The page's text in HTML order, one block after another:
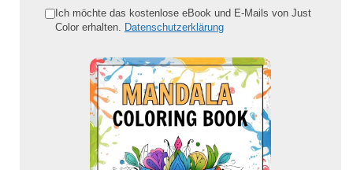
e Ich möchte das kostenlose eBook und E-Mails von Just
Color erhalten. Datenschutzerklärung